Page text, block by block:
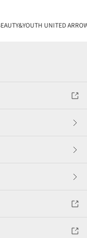
UNITED